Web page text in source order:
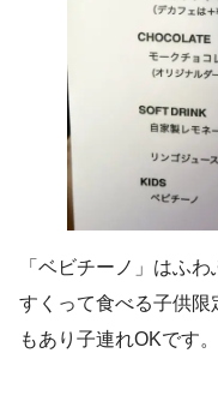
「ベビチーノ」はふ
すくって食べる子供
もあり子連れOKです。